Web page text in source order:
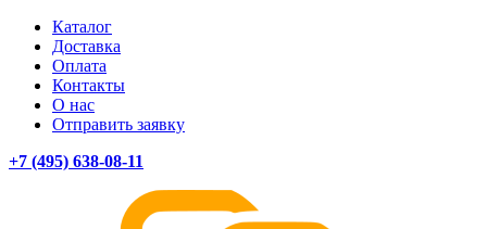
Каталог
Доставка
Оплата
Контакты
О нас
Отправить заявку
+7 (495) 638-08-11